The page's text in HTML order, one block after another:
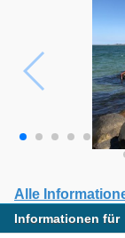
Alle
Informationen für